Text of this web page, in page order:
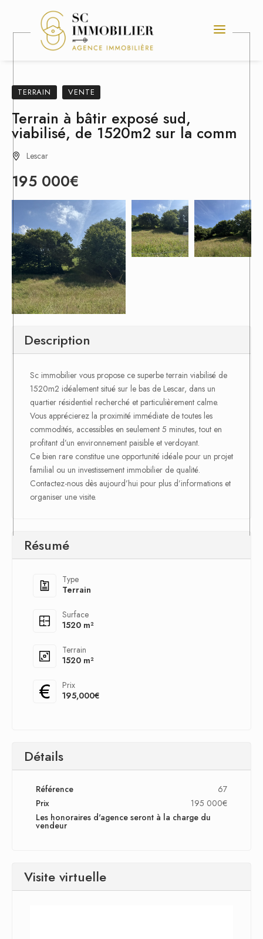
TERRAIN VENTE
Terrain à bâtir exposé sud,
viabilisé, de 1520m2 sur la comm
Lescar
195 000€
Description
Sc immobilier vous propose ce superbe terrain viabilisé de
1520m2 idéalement situé sur le bas de Lescar, dans un
quartier résidentiel recherché et particulièrement calme.
Vous apprécierez la proximité immédiate de toutes les
commodités, accessibles en seulement 5 minutes, tout en
profitant d’un environnement paisible et verdoyant.
Ce bien rare constitue une opportunité idéale pour un projet
familial ou un investissement immobilier de qualité.
Contactez-nous dès aujourd’hui pour plus d’informations et
organiser une visite.
Résumé
Type
Terrain
Surface
1520 m²
Terrain
1520 m²
Prix
195,000€
Détails
Référence
67
Prix
195 000€
Les honoraires d'agence seront à la charge du
vendeur
Visite virtuelle